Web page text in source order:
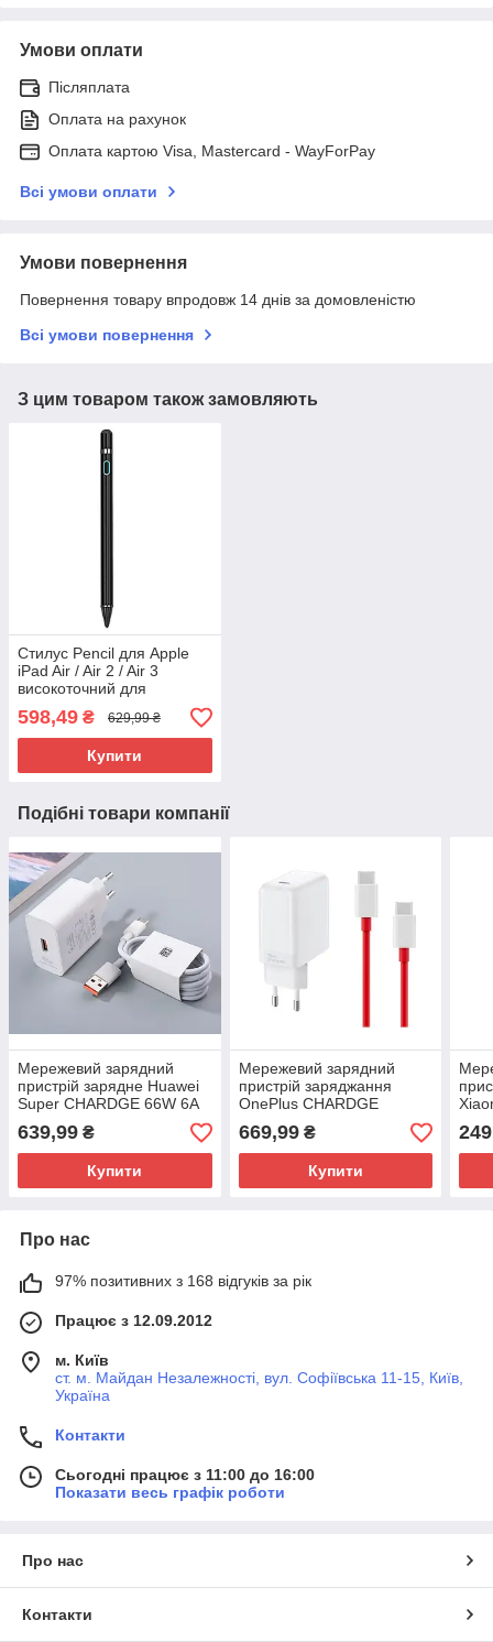
Умови оплати
Післяплата
Оплата на рахунок
Оплата картою Visa, Mastercard - WayForPay
Всі умови оплати
Умови повернення
Повернення товару впродовж 14 днів за домовленістю
Всі умови повернення
З цим товаром також замовляють
Стилус Pencil для Apple
iPad Air / Air 2 / Air 3
високоточний для
малювання
598,49 ₴ 629,99 ₴
Купити
Подібні товари компанії
Мережевий зарядний
пристрій зарядне Huawei
Super CHARDGE 66W 6A
639,99 ₴
Купити
Мережевий зарядний
пристрій заряджання
OnePlus CHARDGE
TURBO 65 W Type-C 2 в 1
Оригінал
669,99₴
Купити
Про нас
97% позитивних з 168 відгуків за рік
Працює з 12.09.2012
м. Київ
ст. м. Майдан Незалежності, вул. Софіївська 11-15, Київ,
Україна
Контакти
Сьогодні працює з 11:00 до 16:00
Показати весь графік роботи
Про нас
Контакти